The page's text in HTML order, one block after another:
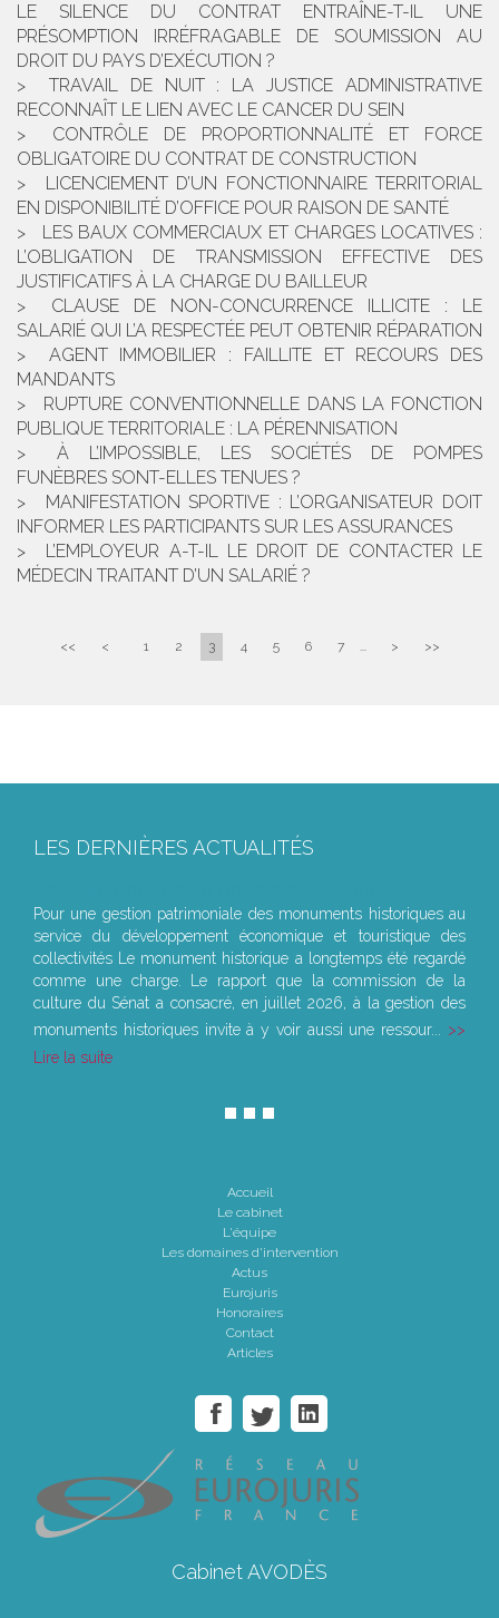
LE SILENCE DU CONTRAT ENTRAÎNE-T-IL UNE
PRÉSOMPTION IRRÉFRAGABLE DE SOUMISSION AU
DROIT DU PAYS D’EXÉCUTION ?
TRAVAIL DE NUIT : LA JUSTICE ADMINISTRATIVE
RECONNAÎT LE LIEN AVEC LE CANCER DU SEIN
CONTRÔLE DE PROPORTIONNALITÉ ET FORCE
OBLIGATOIRE DU CONTRAT DE CONSTRUCTION
LICENCIEMENT D’UN FONCTIONNAIRE TERRITORIAL
EN DISPONIBILITÉ D’OFFICE POUR RAISON DE SANTÉ
LES BAUX COMMERCIAUX ET CHARGES LOCATIVES :
L’OBLIGATION DE TRANSMISSION EFFECTIVE DES
JUSTIFICATIFS À LA CHARGE DU BAILLEUR
CLAUSE DE NON-CONCURRENCE ILLICITE : LE
SALARIÉ QUI L’A RESPECTÉE PEUT OBTENIR RÉPARATION
AGENT IMMOBILIER : FAILLITE ET RECOURS DES
MANDANTS
RUPTURE CONVENTIONNELLE DANS LA FONCTION
PUBLIQUE TERRITORIALE : LA PÉRENNISATION
À L’IMPOSSIBLE, LES SOCIÉTÉS DE POMPES
FUNÈBRES SONT-ELLES TENUES ?
MANIFESTATION SPORTIVE : L’ORGANISATEUR DOIT
INFORMER LES PARTICIPANTS SUR LES ASSURANCES
L’EMPLOYEUR A-T-IL LE DROIT DE CONTACTER LE
MÉDECIN TRAITANT D’UN SALARIÉ ?
<< < 1 2 3 4 5 6 7 ... > >>
LES DERNIÈRES ACTUALITÉS
Pour une gestion patrimoniale des monuments historiques au
service du développement économique et touristique des
collectivités Le monument historique a longtemps été regardé
comme une charge. Le rapport que la commission de la
culture du Sénat a consacré, en juillet 2026, à la gestion des
monuments historiques invite à y voir aussi une ressour...
Lire la suite
Accueil
Le cabinet
L'équipe
Les domaines d'intervention
Actus
Eurojuris
Honoraires
Contact
Articles
Cabinet AVODÈS